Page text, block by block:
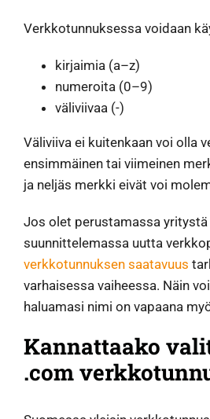
Verkkotunnuksessa voidaan
kirjaimia (a–z)
numeroita (0–9)
väliviivaa (-)
Väliviiva ei kuitenkaan voi olla
ensimmäinen tai viimeinen
ja neljäs merkki eivät voi
Jos olet perustamassa yritystä
suunnittelemassa uutta
verkkotunnuksen saatavuus
varhaisessa vaiheessa. Näin
haluamasi nimi on vapaana
Kannattaako
.com